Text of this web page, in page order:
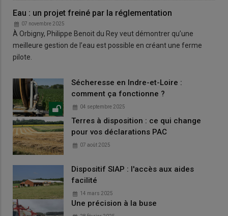
Eau : un projet freiné par la réglementation
07 novembre 2025
À Orbigny, Philippe Benoit du Rey veut démontrer qu’une
meilleure gestion de l’eau est possible en créant une ferme
pilote.
Sécheresse en Indre-et-Loire :
comment ça fonctionne ?
04 septembre 2025
Terres à disposition : ce qui change
pour vos déclarations PAC
07 août 2025
Dispositif SIAP : l'accès aux aides
facilité
14 mars 2025
Une précision à la buse